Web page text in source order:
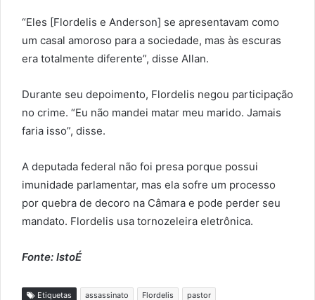
“Eles [Flordelis e Anderson] se apresentavam como
um casal amoroso para a sociedade, mas às escuras
era totalmente diferente”, disse Allan.
Durante seu depoimento, Flordelis negou participação
no crime. “Eu não mandei matar meu marido. Jamais
faria isso”, disse.
A deputada federal não foi presa porque possui
imunidade parlamentar, mas ela sofre um processo
por quebra de decoro na Câmara e pode perder seu
mandato. Flordelis usa tornozeleira eletrônica.
Fonte: IstoÉ
Etiquetas assassinato Flordelis pastor